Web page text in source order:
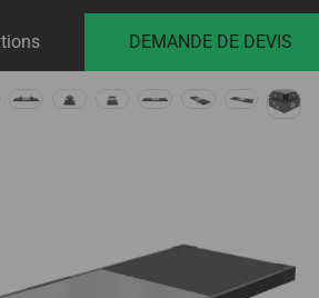
DEMANDE DE DEVIS